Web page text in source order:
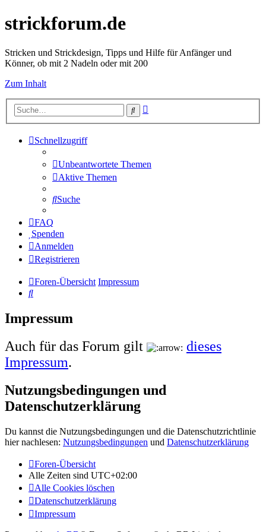
strickforum.de
Stricken und Strickdesign, Tipps und Hilfe für Anfänger und
Könner, ob mit 2 Nadeln oder mit 200
Zum Inhalt
Suche
Schnellzugriff
Unbeantwortete Themen
Aktive Themen
Suche
FAQ
Spenden
Anmelden
Registrieren
Foren-Übersicht Impressum
Suche
Impressum
Auch für das Forum gilt
dieses
Impressum.
Nutzungsbedingungen und
Datenschutzerklärung
Du kannst die Nutzungsbedingungen und die Datenschutzrichtlinie
hier nachlesen: Nutzungsbedingungen und Datenschutzerklärung
Foren-Übersicht
Alle Zeiten sind UTC+02:00
Alle Cookies löschen
Datenschutzerklärung
Impressum